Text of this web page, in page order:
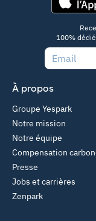
100%
À propos
Groupe Yespark
Notre mission
Notre équipe
Compensation
Presse
Jobs et carrières
Zenpark